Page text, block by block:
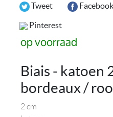
Tweet Facebook
Pinterest
op voorraad
Biais - katoen
bordeaux /
2 cm